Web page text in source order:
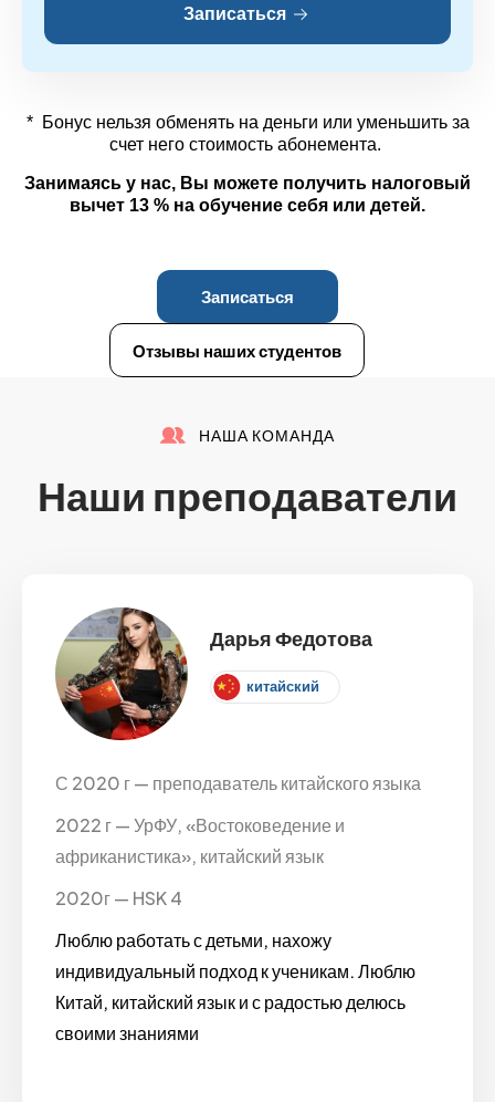
Записаться
* Бонус нельзя обменять на деньги или уменьшить за
счет него стоимость абонемента.
Занимаясь у нас, Вы можете получить налоговый
вычет 13 % на обучение себя или детей.
Записаться
Отзывы наших студентов
НАША КОМАНДА
Наши преподаватели
Дарья Федотова
китайский
С 2020 г — преподаватель китайского языка
2022 г — УрФУ, «Востоковедение и
африканистика», китайский язык
2020г — HSK 4
Люблю работать с детьми, нахожу
индивидуальный подход к ученикам. Люблю
Китай, китайский язык и с радостью делюсь
своими знаниями